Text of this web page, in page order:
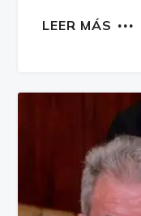
LEER MÁS